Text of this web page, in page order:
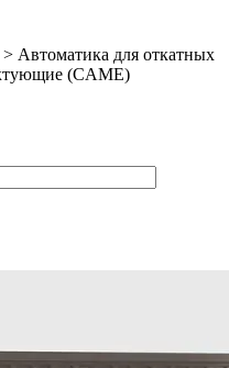
Автоматика для откатных
(CAME)